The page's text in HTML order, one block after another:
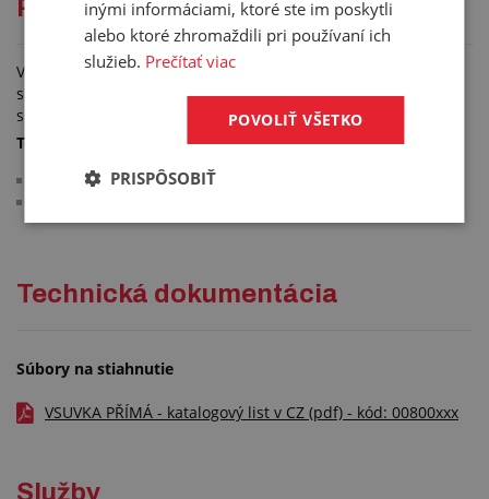
Podrobný popis: VSUVKA PRIAMA
Vsuvka priama je určená vo vzduchotechnike ako spojovací
segment na hliníkové potrubia, vzduchotechnické hadice,
spiro rúry.
Technické parametre:
plášť je švovo zvarený
Technická dokumentácia
Súbory na stiahnutie
VSUVKA PŘÍMÁ - katalogový list v CZ (pdf) - kód: 00800xxx
Služby
inými informáciami, ktoré ste im poskytli
alebo ktoré zhromaždili pri používaní ich
služieb. Prečítať viac
POVOLIŤ VŠETKO
PRISPÔSOBIŤ